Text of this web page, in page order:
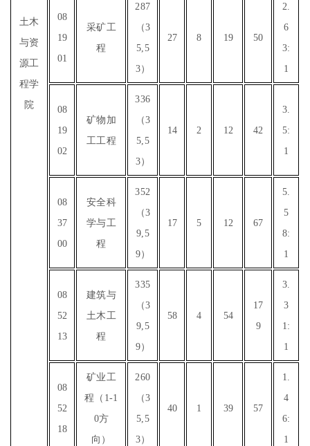
土木
与资
源工
程学
院
08
19
01
采矿工
程
287
（3
5,5
3）
27 8 19 50
2.
6
3:
1
08
19
02
矿物加
工工程
336
（3
5,5
3）
14 2 12 42
3.
5:
1
08
37
00
安全科
学与工
程
352
（3
9,5
9）
17 5 12 67
5.
5
8:
1
08
52
13
建筑与
土木工
程
335
（3
9,5
9）
58 4 54
17
9
3.
3
1:
1
08
52
18
矿业工
程（1-1
0方
向）
260
（3
5,5
3）
40 1 39 57
1.
4
6:
1